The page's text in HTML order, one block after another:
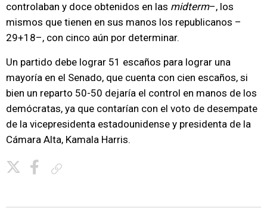
controlaban y doce obtenidos en las midterm–, los
mismos que tienen en sus manos los republicanos –
29+18–, con cinco aún por determinar.
Un partido debe lograr 51 escaños para lograr una
mayoría en el Senado, que cuenta con cien escaños, si
bien un reparto 50-50 dejaría el control en manos de los
demócratas, ya que contarían con el voto de desempate
de la vicepresidenta estadounidense y presidenta de la
Cámara Alta, Kamala Harris.